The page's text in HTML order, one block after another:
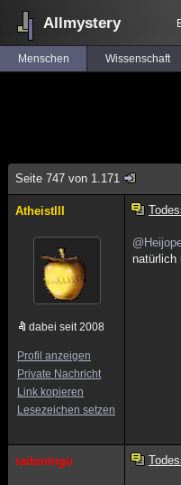
Allmystery
Menschen Wissenschaft
Seite 747 von 1.171
AtheistIII
dabei seit 2008
Profil anzeigen
Private Nachricht
Link kopieren
Lesezeichen setzen
natürlich
raitoningu